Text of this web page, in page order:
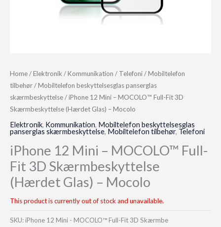
Home/Elektronik /Kommunikation / Telefoni/Mobiltelefon
tilbehør/Mobiltelefon beskyttelsesglas panserglas
skærmbeskyttelse/ iPhone 12 Mini – MOCOLO™ Full-Fit 3D
Skærmbeskyttelse (Hærdet Glas) – Mocolo
Elektronik, Kommunikation, Mobiltelefon beskyttelsesglas
panserglas skærmbeskyttelse, Mobiltelefon tilbehør, Telefoni
iPhone 12 Mini – MOCOLO™ Full-
Fit 3D Skærmbeskyttelse
(Hærdet Glas) – Mocolo
This product is currently out of stock and unavailable.
SKU: iPhone 12 Mini - MOCOLO™ Full-Fit 3D Skærmbe